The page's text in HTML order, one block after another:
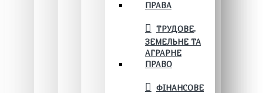
ПРАВА
ТРУДОВЕ,
ЗЕМЕЛЬНЕ ТА
АГРАРНЕ
ПРАВО
ФІНАНСОВЕ